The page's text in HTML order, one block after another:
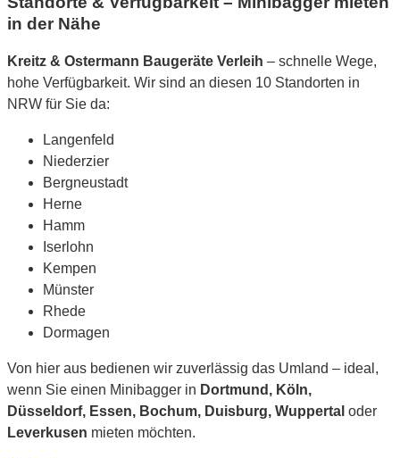
in der Nähe
Kreitz & Ostermann Baugeräte Verleih – schnelle Wege,
hohe Verfügbarkeit. Wir sind an diesen 10 Standorten in
NRW für Sie da:
Langenfeld
Niederzier
Bergneustadt
Herne
Hamm
Iserlohn
Kempen
Münster
Rhede
Dormagen
Von hier aus bedienen wir zuverlässig das Umland – ideal,
wenn Sie einen Minibagger in Dortmund, Köln,
Düsseldorf, Essen, Bochum, Duisburg, Wuppertal oder
Leverkusen mieten möchten.